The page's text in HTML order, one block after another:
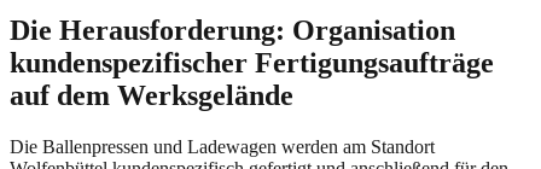
Die Herausforderung: Organisation
kundenspezifischer Fertigungsaufträge
auf dem Werksgelände
Die Ballenpressen und Ladewagen werden am Standort